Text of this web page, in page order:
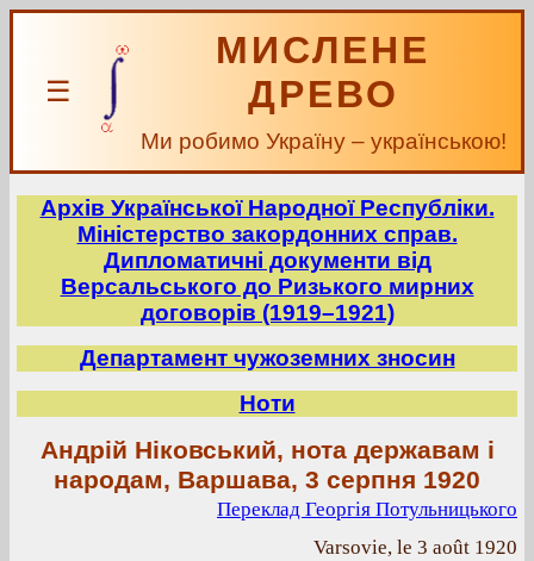
☰
МИСЛЕНЕ
ДРЕВО
Ми робимо Україну – українською!
Архів Української Народної Республіки.
Міністерство закордонних справ.
Дипломатичні документи від
Версальського до Ризького мирних
договорів (1919–1921)
Департамент чужоземних зносин
Ноти
Андрій Ніковський, нота державам і
народам, Варшава, 3 серпня 1920
Переклад Георгія Потульницького
Varsovie, le 3 août 1920